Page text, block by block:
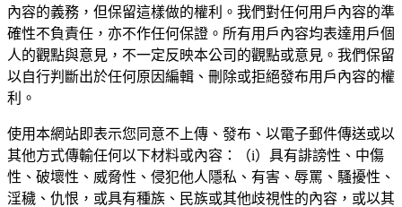
內容的義務，但保留這樣做的權利。我們對任何用戶內容的準
確性不負責任，亦不作任何保證。所有用戶內容均表達用戶個
人的觀點與意見，不一定反映本公司的觀點或意見。我們保留
以自行判斷出於任何原因編輯、刪除或拒絕發布用戶內容的權
利。
使用本網站即表示您同意不上傳、發布、以電子郵件傳送或以
其他方式傳輸任何以下材料或內容：（i）具有誹謗性、中傷
性、破壞性、威脅性、侵犯他人隱私、有害、辱罵、騷擾性、
淫穢、仇恨，或具有種族、民族或其他歧視性的內容，或以其